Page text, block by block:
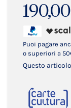
Puoi pagare
o superiori a
Questo